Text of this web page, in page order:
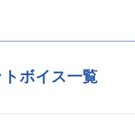
ボイス一覧